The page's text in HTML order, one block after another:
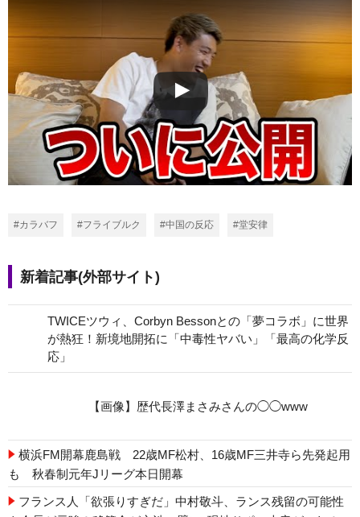
#カラバフ #フライブルク #中国の反応 #堂安律
新着記事(外部サイト)
TWICEツウィ、Corbyn Bessonとの「夢コラボ」に世界
が熱狂！新境地開拓に「中毒性ヤバい」「最高の化学反
応」
【画像】歴代長澤まさみさんの◯◯www
横浜FM開幕鹿島戦 22歳MF松村、16歳MF三井寺ら先発起用
も 秋春制元年Jリーグ本日開幕
フランス人「欲張りすぎだ」中村敬斗、ランス残留の可能性